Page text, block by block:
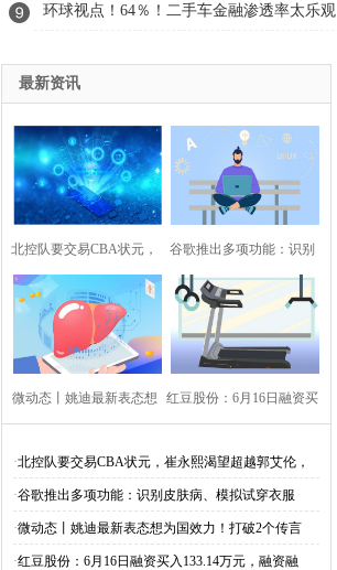
价格均延续下行态势 但有望短期内止跌企稳
环球视点！64％！二手车金融渗透率太乐观
最新资讯
北控队要交易CBA状元，
崔永熙渴望超越郭艾伦，
中国女篮召回李梦 环球观
速讯
谷歌推出多项功能：识别
皮肤病、模拟试穿衣服
微动态丨姚迪最新表态想
新赛季确定留在天津女排
红豆股份：6月16日融资买
余额3.27亿元_世界播报
·北控队要交易CBA状元，崔永熙渴望超越郭艾伦，
·谷歌推出多项功能：识别皮肤病、模拟试穿衣服
·微动态丨姚迪最新表态想为国效力！打破2个传言
·红豆股份：6月16日融资买入133.14万元，融资融